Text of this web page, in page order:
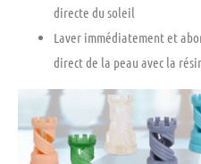
directe du soleil
Laver immédiatement et
direct de la peau avec la